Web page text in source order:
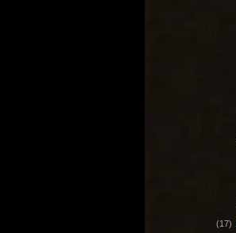
(17)